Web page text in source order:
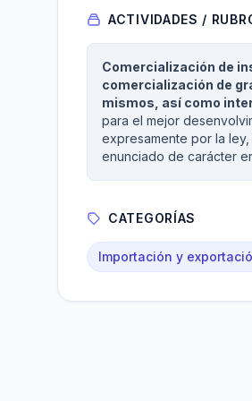
ACTIVIDADES /
Comercialización de
comercialización de
mismos, así como
para el mejor
expresamente por la
enunciado de carácter
CATEGORÍAS
Importación y